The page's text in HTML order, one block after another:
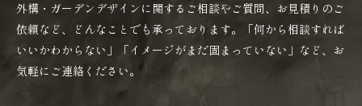
外構・ガーデンデザインに関するご相談やご質問、お見積りのご
依頼など、どんなことでも承っております。「何から相談すれば
いいかわからない」「イメージがまだ固まっていない」など、お
気軽にご連絡ください。